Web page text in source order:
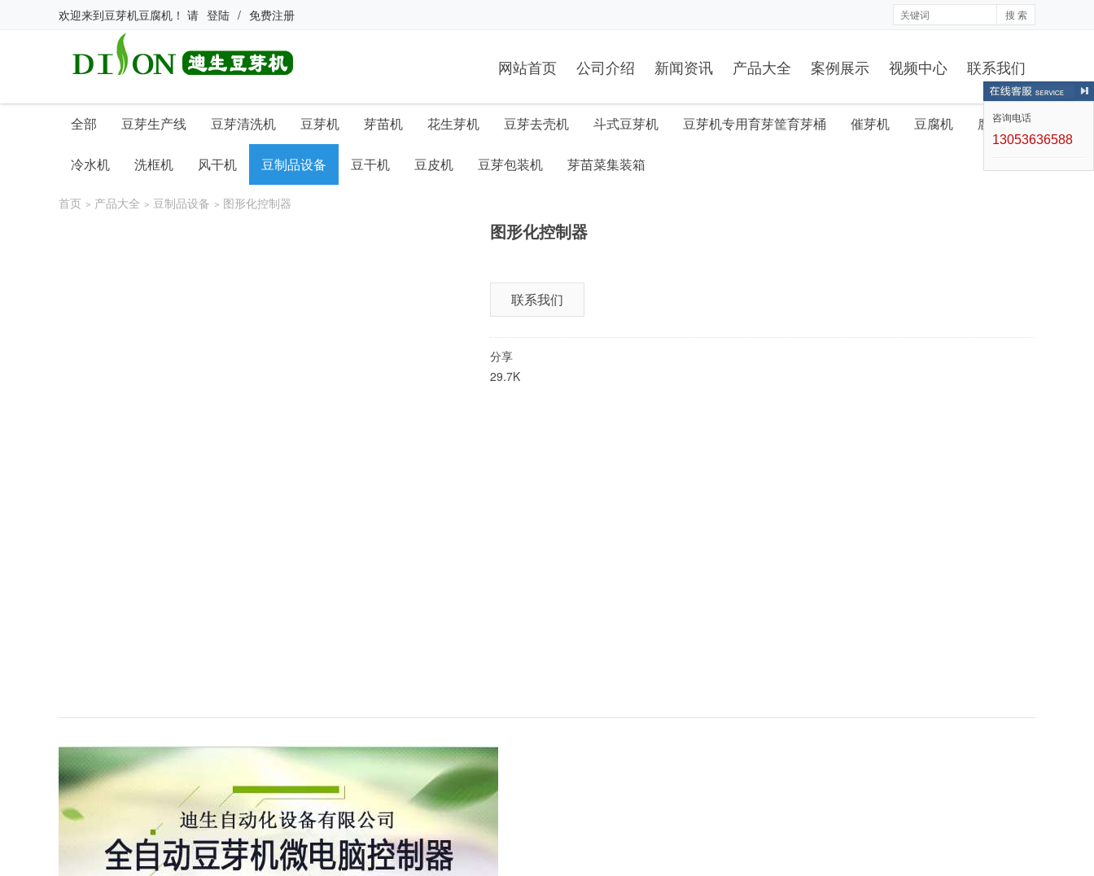
欢迎来到豆芽机豆腐机 ！ 请 登陆 / 免费注册 搜 索
网站首页 公司介绍 新闻资讯 产品大全 案例展示 视频中心 联系我们
全部 豆芽生产线 豆芽清洗机 豆芽机 芽苗机 花生芽机 豆芽去壳机 斗式豆芽机 豆芽机专用育芽筐育芽桶 催芽机 豆腐机 腐竹机
冷水机 洗框机 风干机 豆制品设备 豆干机 豆皮机 豆芽包装机 芽苗菜集装箱
首页 > 产品大全 > 豆制品设备 > 图形化控制器
图形化控制器
联系我们
分享
29.7K
咨询电话
13053636588